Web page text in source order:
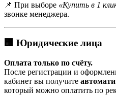
📌 При выборе «Купить в 1
звонке менеджера.
🏢 Юридические лица
Оплата только по счёту.
После регистрации и
кабинет вы получите
который можно оплатить по